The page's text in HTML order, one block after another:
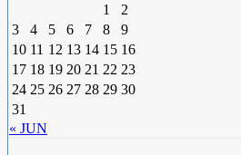
1
2
3
4 5 6 7 8
9
10 11 12 13 14 15 16
17 18 19 20 21 22 23
24 25 26 27 28 29 30
31
« JUN